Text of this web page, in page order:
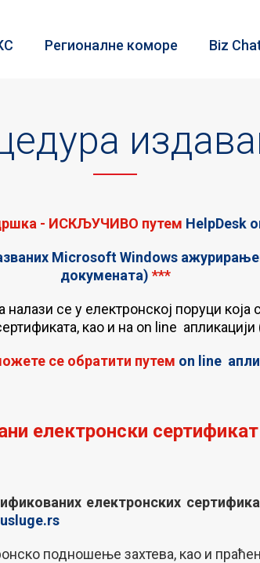
Регионалне коморе Biz
- ИСКЉУЧИВО путем HelpDesk
Microsoft Windows
докумената) ***
се у електронској поруци
као и нa on line
се обратити путем on line
електронски сертификат
електронских
подношење захтева, као и